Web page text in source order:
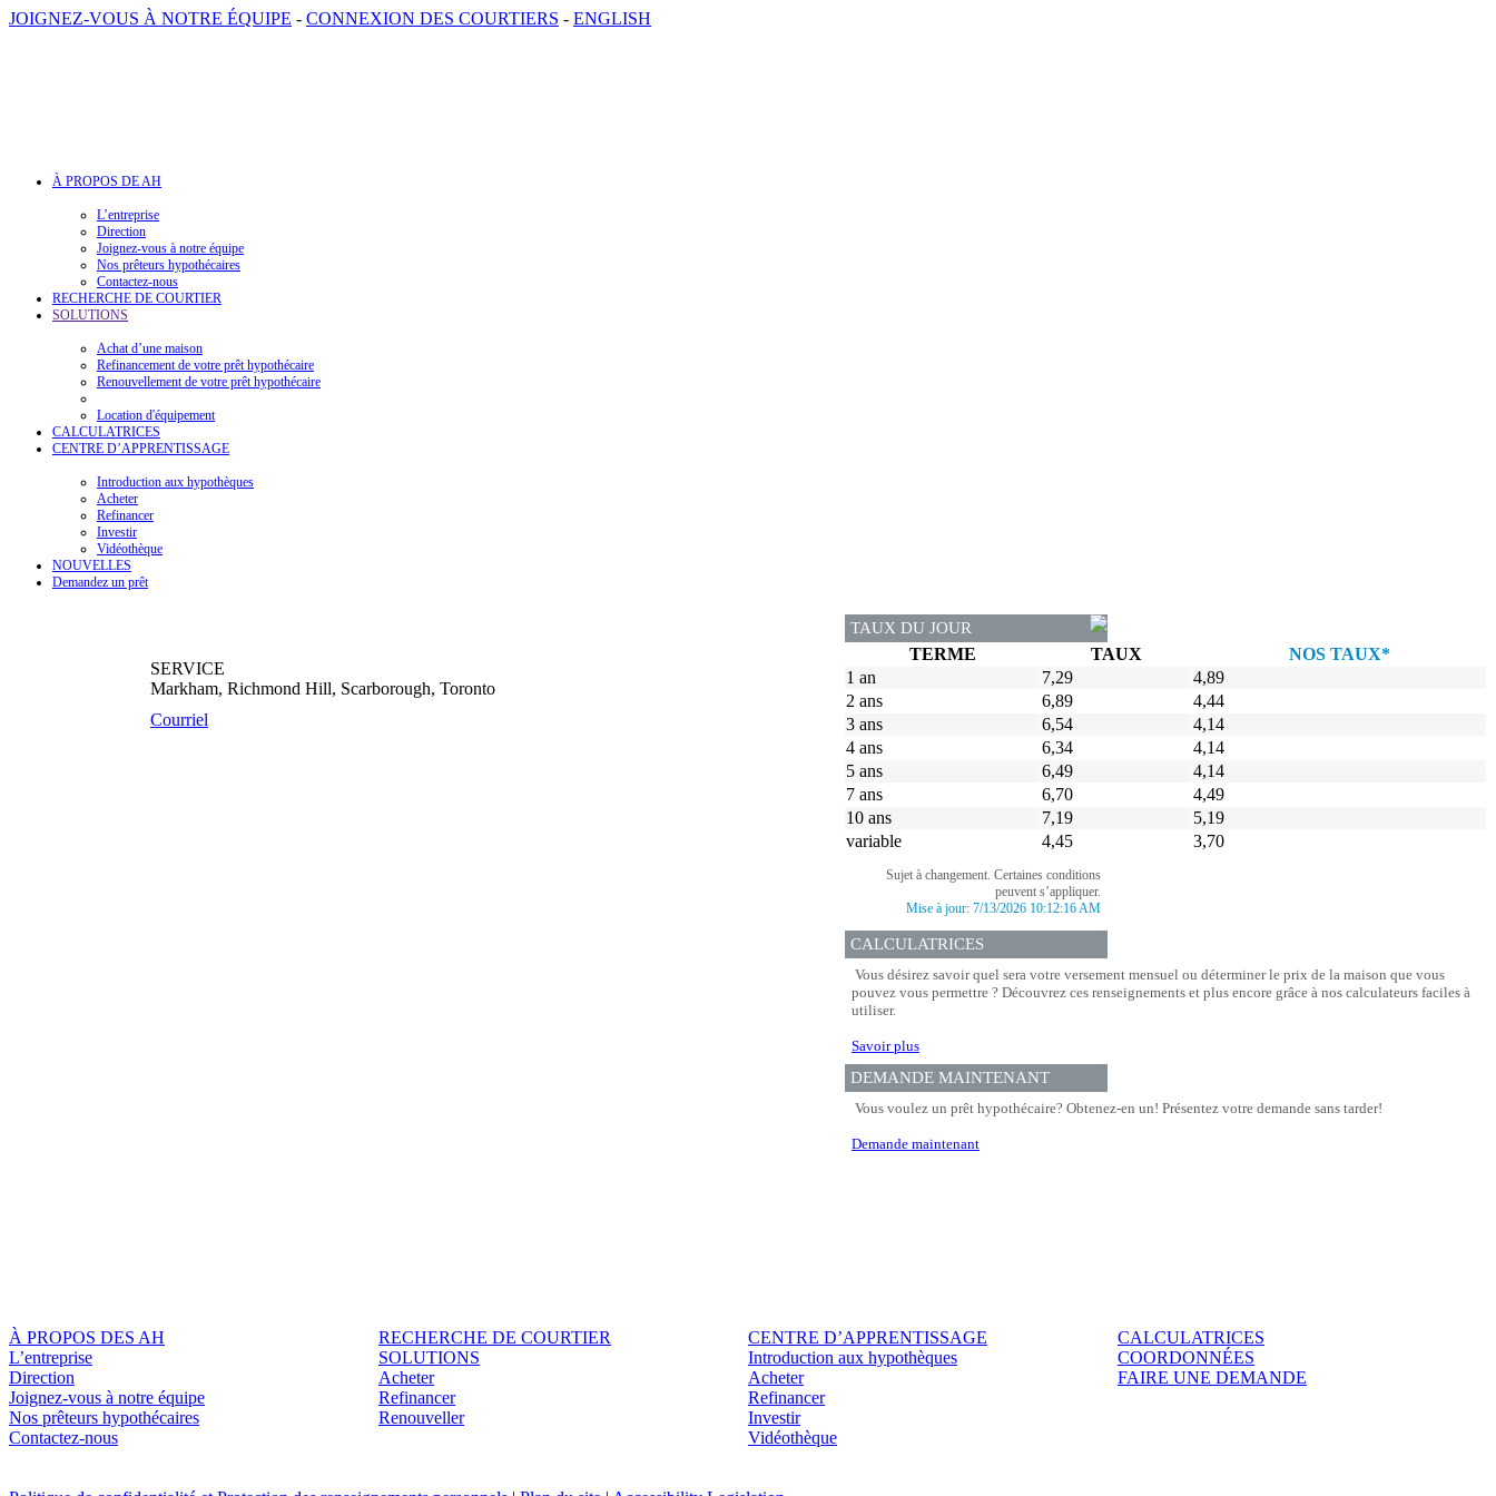
JOIGNEZ-VOUS À NOTRE ÉQUIPE - CONNEXION DES COURTIERS - ENGLISH
À PROPOS DE AH
L’entreprise
Direction
Joignez-vous à notre équipe
Nos prêteurs hypothécaires
Contactez-nous
RECHERCHE DE COURTIER
SOLUTIONS
Achat d’une maison
Refinancement de votre prêt hypothécaire
Renouvellement de votre prêt hypothécaire
Location d'équipement
CALCULATRICES
CENTRE D’APPRENTISSAGE
Introduction aux hypothèques
Acheter
Refinancer
Investir
Vidéothèque
NOUVELLES
Demandez un prêt
SERVICE
Markham, Richmond Hill, Scarborough, Toronto
Courriel
TAUX DU JOUR
TERME TAUX
NOS TAUX*
1 an
7,29
4,89
2 ans
6,89
4,44
3 ans
6,54
4,14
4 ans
6,34
4,14
5 ans
6,49
4,14
7 ans
6,70
4,49
10 ans
7,19
5,19
variable
4,45 3,70
Sujet à changement. Certaines conditions
peuvent s’appliquer.
Mise à jour: 7/13/2026 10:12:16 AM
CALCULATRICES
Vous désirez savoir quel sera votre versement mensuel ou déterminer le prix de la maison que vous
pouvez vous permettre ? Découvrez ces renseignements et plus encore grâce à nos calculateurs faciles à
utiliser.
Savoir plus
DEMANDE MAINTENANT
Vous voulez un prêt hypothécaire? Obtenez-en un! Présentez votre demande sans tarder!
Demande maintenant
À PROPOS DES AH
L’entreprise
Direction
Joignez-vous à notre équipe
Nos prêteurs hypothécaires
Contactez-nous
RECHERCHE DE COURTIER
SOLUTIONS
Acheter
Refinancer
Renouveller
CENTRE D’APPRENTISSAGE
Introduction aux hypothèques
Acheter
Refinancer
Investir
Vidéothèque
CALCULATRICES
COORDONNÉES
FAIRE UNE DEMANDE